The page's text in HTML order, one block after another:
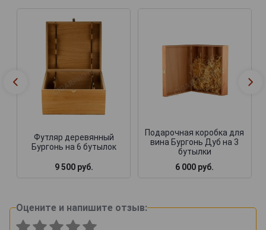
Футляр деревянный
Бургонь на 6 бутылок
9 500 руб.
Подарочная коробка для
вина Бургонь Дуб на 3
бутылки
6 000 руб.
Оцените и напишите отзыв: